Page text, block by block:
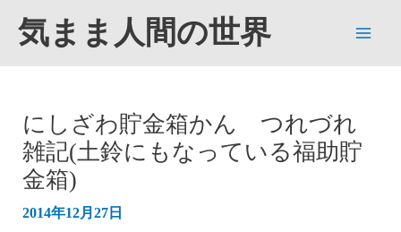
気まま人間の世界
にしざわ貯金箱かん つれづれ
雑記(土鈴にもなっている福助貯
金箱)
2014年12月27日